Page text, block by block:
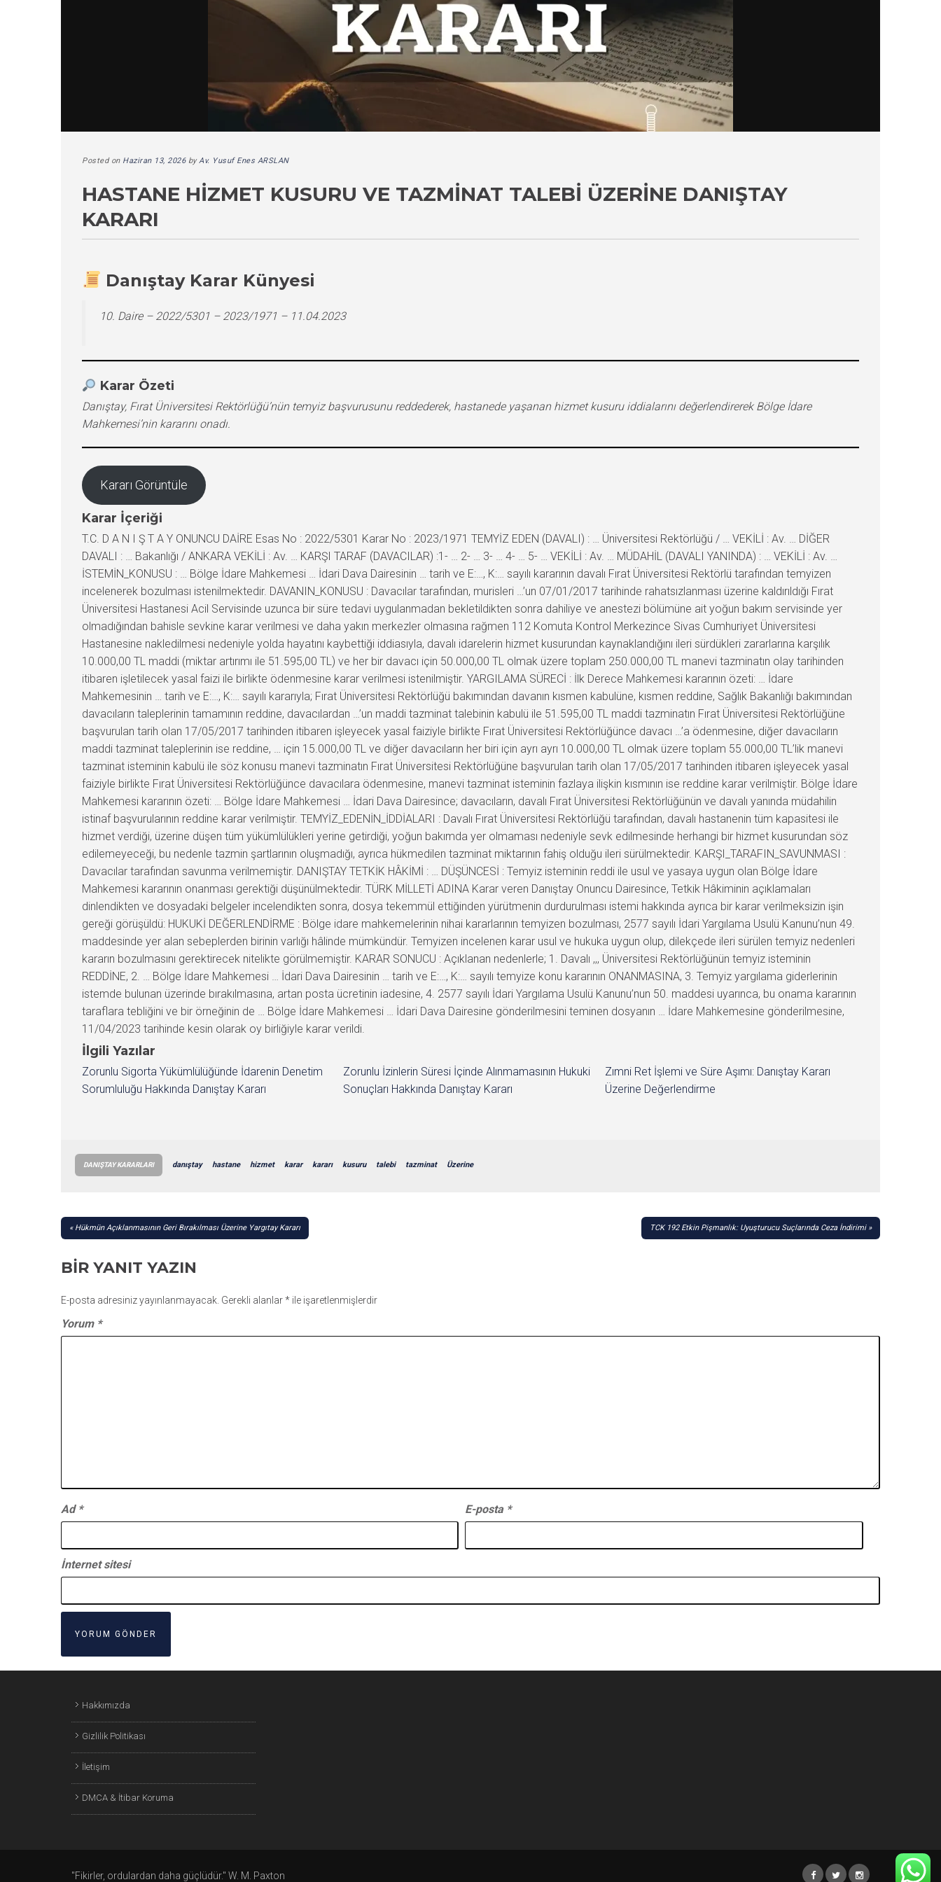
Posted on Haziran 13, 2026byAv. Yusuf Enes ARSLAN
HASTANE HIZMET KUSURU VE TAZMINAT TALEBI ÜZERINE DANIŞTAY
KARARI
Danıştay Karar Künyesi
10. Daire – 2022/5301 – 2023/1971 – 11.04.2023
Karar Özeti
Danıştay, Fırat Üniversitesi Rektörlüğü’nün temyiz başvurusunu reddederek, hastanede yaşanan hizmet kusuru iddialarını değerlendirerek Bölge İdare
Mahkemesi’nin kararını onadı.
Kararı Görüntüle
Karar İçeriği
T.C. D A N I Ş T A Y ONUNCU DAİRE Esas No : 2022/5301 Karar No : 2023/1971 TEMYİZ EDEN (DAVALI) : … Üniversitesi Rektörlüğü / … VEKİLİ : Av. … DİĞER
DAVALI : … Bakanlığı / ANKARA VEKİLİ : Av. … KARŞI TARAF (DAVACILAR) :1- … 2- … 3- … 4- … 5- … VEKİLİ : Av. … MÜDAHİL (DAVALI YANINDA) : … VEKİLİ : Av. …
İSTEMİN_KONUSU : … Bölge İdare Mahkemesi … İdari Dava Dairesinin … tarih ve E:…, K:… sayılı kararının davalı Fırat Üniversitesi Rektörlü tarafından temyizen
incelenerek bozulması istenilmektedir. DAVANIN_KONUSU : Davacılar tarafından, murisleri …’un 07/01/2017 tarihinde rahatsızlanması üzerine kaldırıldığı Fırat
Üniversitesi Hastanesi Acil Servisinde uzunca bir süre tedavi uygulanmadan bekletildikten sonra dahiliye ve anestezi bölümüne ait yoğun bakım servisinde yer
olmadığından bahisle sevkine karar verilmesi ve daha yakın merkezler olmasına rağmen 112 Komuta Kontrol Merkezince Sivas Cumhuriyet Üniversitesi
Hastanesine nakledilmesi nedeniyle yolda hayatını kaybettiği iddiasıyla, davalı idarelerin hizmet kusurundan kaynaklandığını ileri sürdükleri zararlarına karşılık
10.000,00 TL maddi (miktar artırımı ile 51.595,00 TL) ve her bir davacı için 50.000,00 TL olmak üzere toplam 250.000,00 TL manevi tazminatın olay tarihinden
itibaren işletilecek yasal faizi ile birlikte ödenmesine karar verilmesi istenilmiştir. YARGILAMA SÜRECİ : İlk Derece Mahkemesi kararının özeti: … İdare
Mahkemesinin … tarih ve E:…, K:… sayılı kararıyla; Fırat Üniversitesi Rektörlüğü bakımından davanın kısmen kabulüne, kısmen reddine, Sağlık Bakanlığı bakımından
davacıların taleplerinin tamamının reddine, davacılardan …’un maddi tazminat talebinin kabulü ile 51.595,00 TL maddi tazminatın Fırat Üniversitesi Rektörlüğüne
başvurulan tarih olan 17/05/2017 tarihinden itibaren işleyecek yasal faiziyle birlikte Fırat Üniversitesi Rektörlüğünce davacı …’a ödenmesine, diğer davacıların
maddi tazminat taleplerinin ise reddine, … için 15.000,00 TL ve diğer davacıların her biri için ayrı ayrı 10.000,00 TL olmak üzere toplam 55.000,00 TL’lik manevi
tazminat isteminin kabulü ile söz konusu manevi tazminatın Fırat Üniversitesi Rektörlüğüne başvurulan tarih olan 17/05/2017 tarihinden itibaren işleyecek yasal
faiziyle birlikte Fırat Üniversitesi Rektörlüğünce davacılara ödenmesine, manevi tazminat isteminin fazlaya ilişkin kısmının ise reddine karar verilmiştir. Bölge İdare
Mahkemesi kararının özeti: … Bölge İdare Mahkemesi … İdari Dava Dairesince; davacıların, davalı Fırat Üniversitesi Rektörlüğünün ve davalı yanında müdahilin
istinaf başvurularının reddine karar verilmiştir. TEMYİZ_EDENİN_İDDİALARI : Davalı Fırat Üniversitesi Rektörlüğü tarafından, davalı hastanenin tüm kapasitesi ile
hizmet verdiği, üzerine düşen tüm yükümlülükleri yerine getirdiği, yoğun bakımda yer olmaması nedeniyle sevk edilmesinde herhangi bir hizmet kusurundan söz
edilemeyeceği, bu nedenle tazmin şartlarının oluşmadığı, ayrıca hükmedilen tazminat miktarının fahiş olduğu ileri sürülmektedir. KARŞI_TARAFIN_SAVUNMASI :
Davacılar tarafından savunma verilmemiştir. DANIŞTAY TETKİK HÂKİMİ : … DÜŞÜNCESİ : Temyiz isteminin reddi ile usul ve yasaya uygun olan Bölge İdare
Mahkemesi kararının onanması gerektiği düşünülmektedir. TÜRK MİLLETİ ADINA Karar veren Danıştay Onuncu Dairesince, Tetkik Hâkiminin açıklamaları
dinlendikten ve dosyadaki belgeler incelendikten sonra, dosya tekemmül ettiğinden yürütmenin durdurulması istemi hakkında ayrıca bir karar verilmeksizin işin
gereği görüşüldü: HUKUKİ DEĞERLENDİRME : Bölge idare mahkemelerinin nihai kararlarının temyizen bozulması, 2577 sayılı İdari Yargılama Usulü Kanunu’nun 49.
maddesinde yer alan sebeplerden birinin varlığı hâlinde mümkündür. Temyizen incelenen karar usul ve hukuka uygun olup, dilekçede ileri sürülen temyiz nedenleri
kararın bozulmasını gerektirecek nitelikte görülmemiştir. KARAR SONUCU : Açıklanan nedenlerle; 1. Davalı ,,, Üniversitesi Rektörlüğünün temyiz isteminin
REDDİNE, 2. … Bölge İdare Mahkemesi … İdari Dava Dairesinin … tarih ve E:…, K:… sayılı temyize konu kararının ONANMASINA, 3. Temyiz yargılama giderlerinin
istemde bulunan üzerinde bırakılmasına, artan posta ücretinin iadesine, 4. 2577 sayılı İdari Yargılama Usulü Kanunu’nun 50. maddesi uyarınca, bu onama kararının
taraflara tebliğini ve bir örneğinin de … Bölge İdare Mahkemesi … İdari Dava Dairesine gönderilmesini teminen dosyanın … İdare Mahkemesine gönderilmesine,
11/04/2023 tarihinde kesin olarak oy birliğiyle karar verildi.
İlgili Yazılar
Zorunlu Sigorta Yükümlülüğünde İdarenin Denetim
Sorumluluğu Hakkında Danıştay Kararı
Zorunlu İzinlerin Süresi İçinde Alınmamasının Hukuki
Sonuçları Hakkında Danıştay Kararı
Zımni Ret İşlemi ve Süre Aşımı: Danıştay Kararı
Üzerine Değerlendirme
DANIŞTAY KARARLARI danıştay hastane hizmet karar kararı kusuru talebi tazminat Üzerine
YAZI
Hükmün Açıklanmasının Geri Bırakılması Üzerine Yargıtay Kararı TCK 192 Etkin Pişmanlık: Uyuşturucu Suçlarında Ceza İndirimi
BIR YANIT YAZIN
E-posta adresiniz yayınlanmayacak. Gerekli alanlar* ile işaretlenmişlerdir
Yorum *
Ad * E-posta *
İnternet sitesi
Hakkımızda
Gizlilik Politikası
İletişim
DMCA & İtibar Koruma
"Fikirler, ordulardan daha güçlüdür." W. M. Paxton